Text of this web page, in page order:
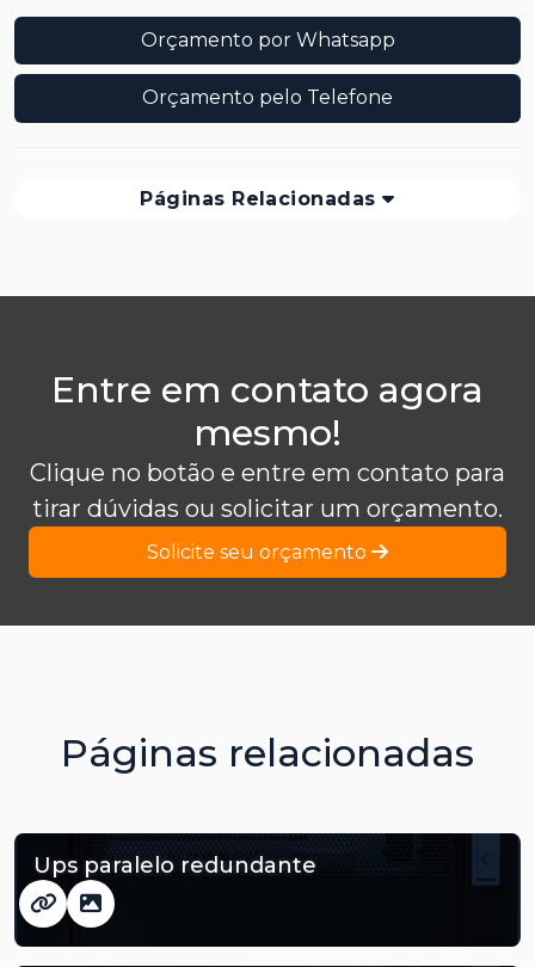
Orçamento por Whatsapp
Orçamento pelo Telefone
Páginas Relacionadas
Entre em contato agora
mesmo!
Clique no botão e entre em contato para
tirar dúvidas ou solicitar um orçamento.
Solicite seu orçamento
Páginas relacionadas
Ups paralelo redundante